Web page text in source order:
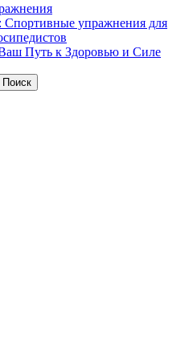
Спортивные упражнения для
Путь к Здоровью и Силе
Поиск